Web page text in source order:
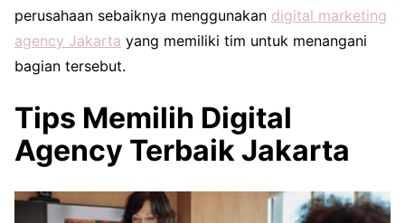
perusahaan sebaiknya menggunakan digital marketing
agency Jakarta yang memiliki tim untuk menangani
bagian tersebut.
Tips Memilih Digital
Agency Terbaik Jakarta